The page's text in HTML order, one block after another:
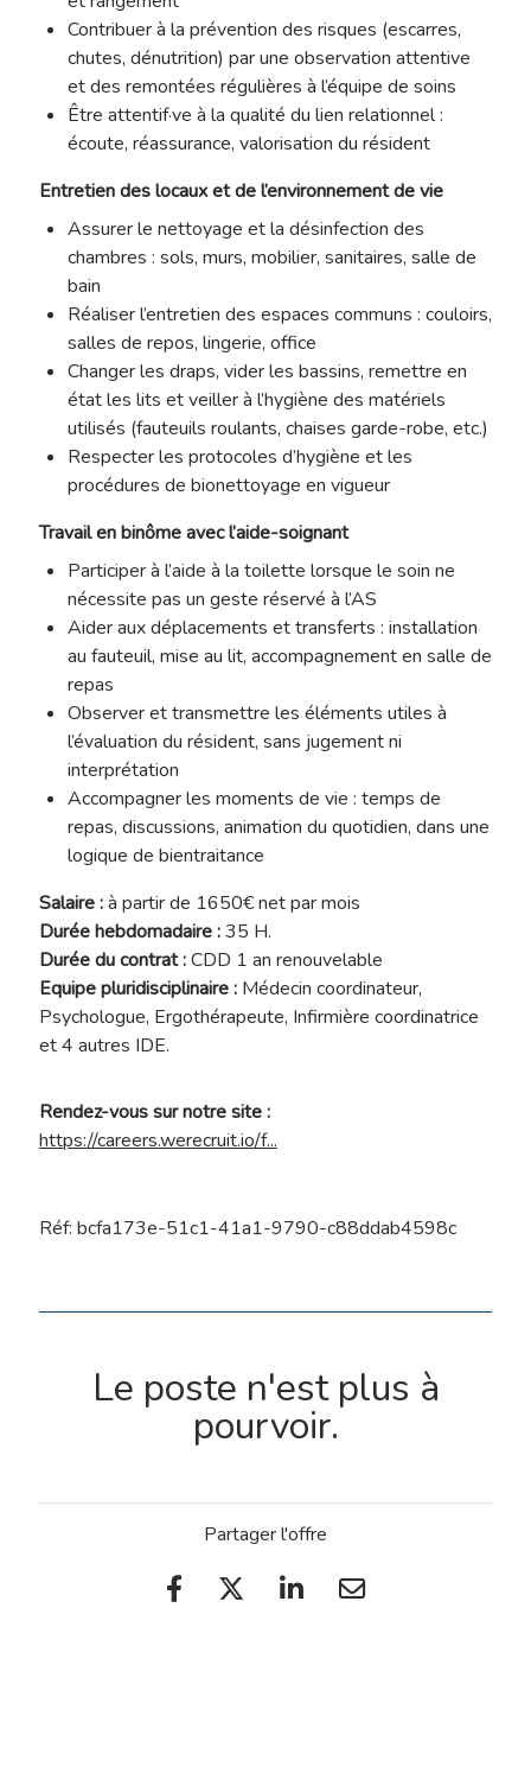
Contribuer à la prévention des risques (escarres,
chutes, dénutrition) par une observation attentive
et des remontées régulières à l’équipe de soins
Être attentif·ve à la qualité du lien relationnel :
écoute, réassurance, valorisation du résident
Entretien des locaux et de l’environnement de vie
Assurer le nettoyage et la désinfection des
chambres : sols, murs, mobilier, sanitaires, salle de
bain
Réaliser l’entretien des espaces communs : couloirs,
salles de repos, lingerie, office
Changer les draps, vider les bassins, remettre en
état les lits et veiller à l’hygiène des matériels
utilisés (fauteuils roulants, chaises garde-robe, etc.)
Respecter les protocoles d’hygiène et les
procédures de bionettoyage en vigueur
Travail en binôme avec l’aide-soignant
Participer à l’aide à la toilette lorsque le soin ne
nécessite pas un geste réservé à l’AS
Aider aux déplacements et transferts : installation
au fauteuil, mise au lit, accompagnement en salle de
repas
Observer et transmettre les éléments utiles à
l’évaluation du résident, sans jugement ni
interprétation
Accompagner les moments de vie : temps de
repas, discussions, animation du quotidien, dans une
logique de bientraitance
Salaire :à partir de 1650€ net par mois
Durée hebdomadaire :35 H.
Durée du contrat :CDD 1 an renouvelable
Equipe pluridisciplinaire :Médecin coordinateur,
Psychologue, Ergothérapeute, Infirmière coordinatrice
et 4 autres IDE.
Rendez-vous sur notre site :
https://careers.werecruit.io/f...
Réf: bcfa173e-51c1-41a1-9790-c88ddab4598c
Le poste n'est plus à
pourvoir.
Partager l'offre